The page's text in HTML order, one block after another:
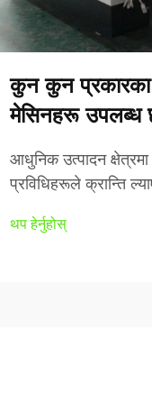
कुन कुन
मेसिनहरू उपलब्ध
आधुनिक उत्पादन
प्रविधिहरूले क्रान्ति
एन्ग्रेभिङ मेशिन
थप हेर्नुहोस्